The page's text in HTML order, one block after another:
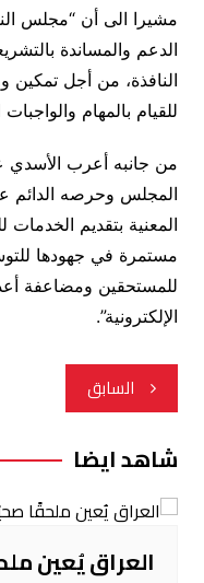
مشيرا الى أن “مجلس
الدعم والمساندة
النافذة، من أجل تمكين
للقيام بالمهام
من جانبه أعرب الأسدي
المجلس وحرصه الدائم
المعنية بتقديم الخدمات
مستمرة في جهودها
للمستحقين ومضاعفة
الإلكترونية”.
تصفّح
المقالات
السابق
شاهد ايضا
العراق يُعين